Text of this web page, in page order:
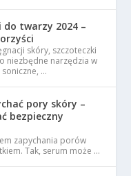
do twarzy 2024 –
skóry, szczoteczki
niezbędne narzędzia w
soniczne, …
pory skóry –
bezpieczny
zapychania porów
Tak, serum może …